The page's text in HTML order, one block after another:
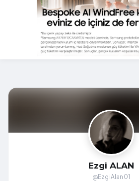
Ezgi ALAN
@EzgiAlan01